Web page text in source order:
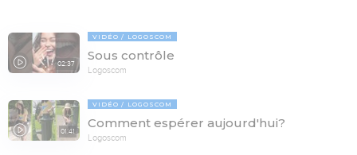
02:37
VIDÉO LOGOSCOM
Sous contrôle
Logoscom
01:41
VIDÉO LOGOSCOM
Comment espérer aujourd'hui?
Logoscom